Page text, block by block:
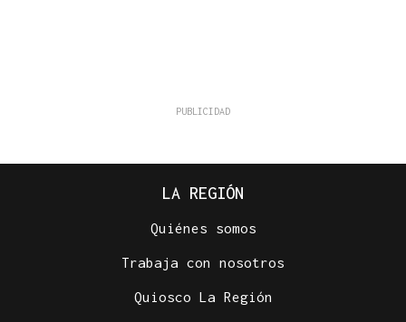
LA REGIÓN
Quiénes somos
Trabaja con nosotros
Quiosco La Región